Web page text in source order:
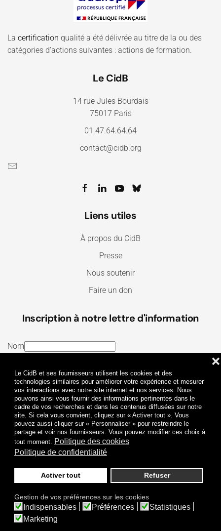
Le CidB et ses fournisseurs utilisent les cookies et des
technologies similaires pour améliorer votre expérience et mesurer
vos interactions avec notre site internet et nos services. Nous
pouvons ainsi vous fournir des informations pertinentes dans le
cadre de vos recherches et dans les contenus diffusées sur notre
site. Si cela vous convient, cliquez sur « Activer tout ». Vous
pouvez aussi cliquer sur « Personnaliser » pour restreindre le
partage et voir nos fournisseurs. Vous pouvez modifier ces choix à
tout moment. Politique des cookies
Politique de confidentialité
Activer tout Refuser
❌
Gestion de vos préférences sur les cookies
Indispensables Préférences
Statistiques
Marketing
La certification qualité a été délivrée au titre de la ou des
catégories d'actions suivantes : actions de formation.
Le CidB
14 rue Jules Bourdais
75017 Paris
01.47.64.64.64
contact@cidb.org
Liens utiles
À propos du CidB
Presse
Nous soutenir
Faire un don
Inscription à notre lettre d'information
Nom
J’ai lu et j’accepte lesTermes et conditionset la
Politique de confidentialité
Je m'abonne
© 2009-2026 CidB. Tous droits réservés.